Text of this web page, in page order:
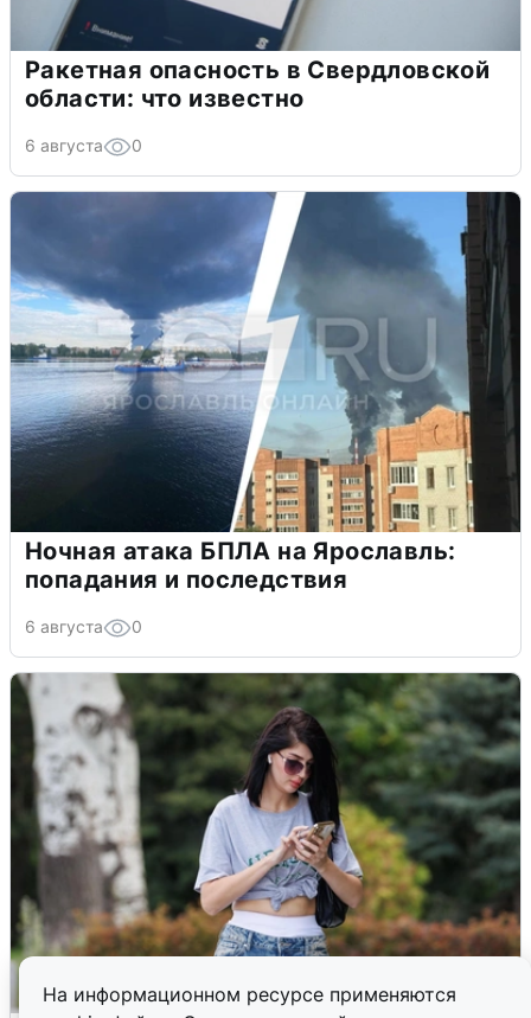
На информационном ресурсе применяются
Ракетная опасность в Свердловской
области: что известно
6 августа 0
Ночная атака БПЛА на Ярославль:
попадания и последствия
6 августа 0